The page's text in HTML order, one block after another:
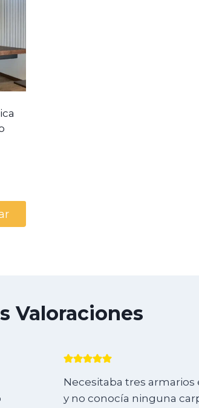
Valoraciones
Necesitaba tres
y no conocía ninguna